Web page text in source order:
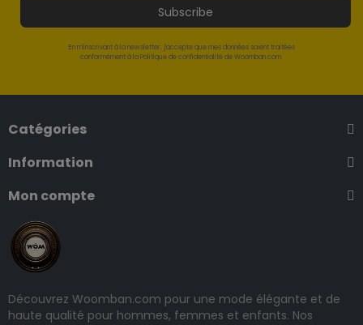
Subscribe
En m'inscrivant à la newsletter, j'accepte que mes données soient traitées
conformément à la Politique de confidentialité de Woomban.com.
Catégories
Information
Mon compte
Découvrez Woomban.com pour une mode élégante et de
haute qualité pour hommes, femmes et enfants. Nos